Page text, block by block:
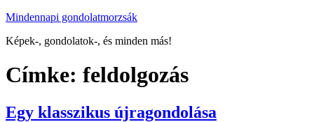
Mindennapi gondolatmorzsák
Képek-, gondolatok-, és minden más!
Címke: feldolgozás
Egy klasszikus újragondolása